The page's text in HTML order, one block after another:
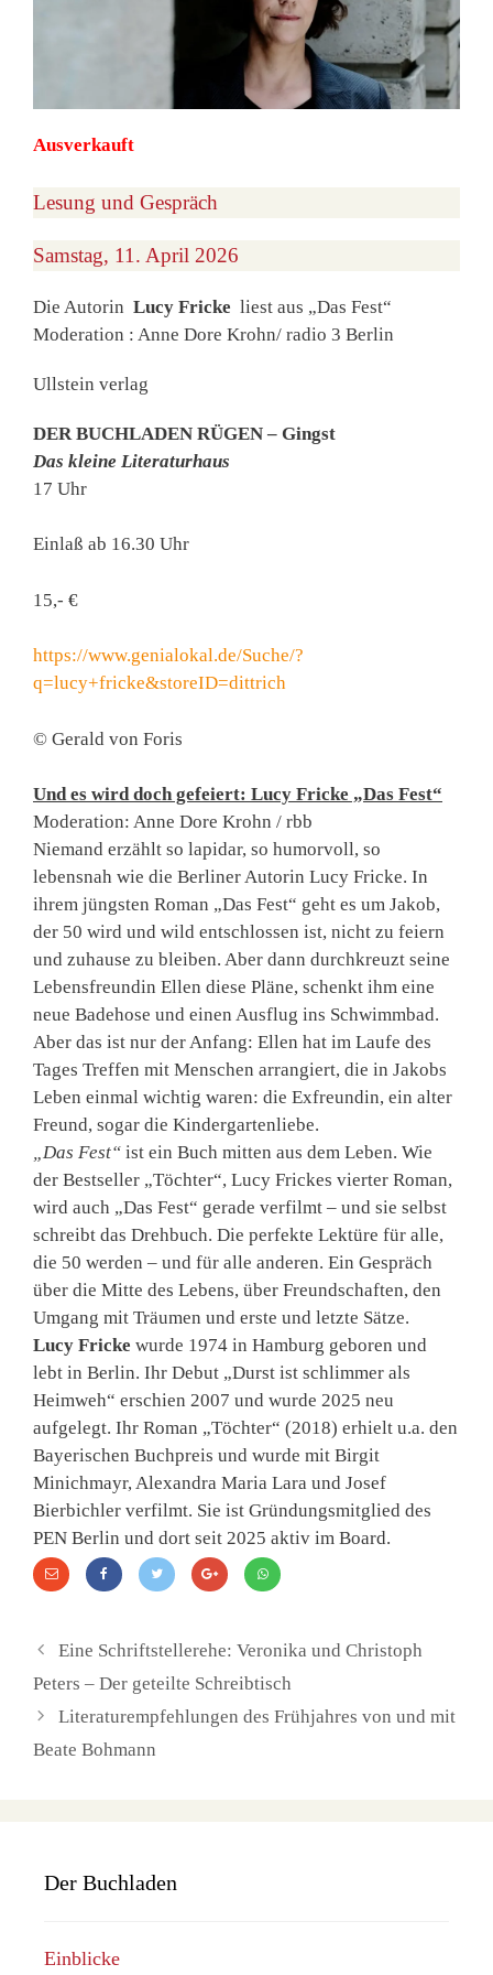
Ausverkauft
Lesung und Gespräch
Samstag, 11. April 2026
Die Autorin Lucy Fricke liest aus „Das Fest“
Moderation : Anne Dore Krohn/ radio 3 Berlin
Ullstein verlag
DER BUCHLADEN RÜGEN – Gingst
Das kleine Literaturhaus
17 Uhr
Einlaß ab 16.30 Uhr
15,- €
https://www.genialokal.de/Suche/?
q=lucy+fricke&storeID=dittrich
© Gerald von Foris
Und es wird doch gefeiert: Lucy Fricke „Das Fest“
Moderation: Anne Dore Krohn / rbb
Niemand erzählt so lapidar, so humorvoll, so
lebensnah wie die Berliner Autorin Lucy Fricke. In
ihrem jüngsten Roman „Das Fest“ geht es um Jakob,
der 50 wird und wild entschlossen ist, nicht zu feiern
und zuhause zu bleiben. Aber dann durchkreuzt seine
Lebensfreundin Ellen diese Pläne, schenkt ihm eine
neue Badehose und einen Ausflug ins Schwimmbad.
Aber das ist nur der Anfang: Ellen hat im Laufe des
Tages Treffen mit Menschen arrangiert, die in Jakobs
Leben einmal wichtig waren: die Exfreundin, ein alter
Freund, sogar die Kindergartenliebe.
„Das Fest“ ist ein Buch mitten aus dem Leben. Wie
der Bestseller „Töchter“, Lucy Frickes vierter Roman,
wird auch „Das Fest“ gerade verfilmt – und sie selbst
schreibt das Drehbuch. Die perfekte Lektüre für alle,
die 50 werden – und für alle anderen. Ein Gespräch
über die Mitte des Lebens, über Freundschaften, den
Umgang mit Träumen und erste und letzte Sätze.
Lucy Fricke wurde 1974 in Hamburg geboren und
lebt in Berlin. Ihr Debut „Durst ist schlimmer als
Heimweh“ erschien 2007 und wurde 2025 neu
aufgelegt. Ihr Roman „Töchter“ (2018) erhielt u.a. den
Bayerischen Buchpreis und wurde mit Birgit
Minichmayr, Alexandra Maria Lara und Josef
Bierbichler verfilmt. Sie ist Gründungsmitglied des
PEN Berlin und dort seit 2025 aktiv im Board.
Eine Schriftstellerehe: Veronika und Christoph
Peters – Der geteilte Schreibtisch
Literaturempfehlungen des Frühjahres von und mit
Beate Bohmann
Der Buchladen
Einblicke